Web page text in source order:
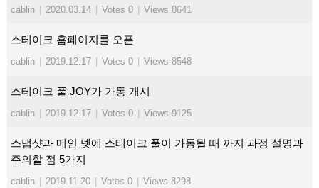
cablin 2020.03.14 Votes 0 Views 8641
스테이크 홈페이지를 오픈
cablin 2019.12.17 Votes 0 Views 8548
스테이크 풀 JOY가 가동 개시
cablin 2019.12.17 Votes 0 Views 9125
스냅샷과 메인 넷에 스테이크 풀이 가동될 때 까지 과정 설명과
주의할 점 5가지
cablin 2019.11.20 Votes 0 Views 8298